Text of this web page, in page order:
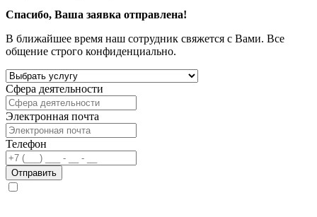
Спасибо, Ваша заявка отправлена!
В ближайшее время наш сотрудник свяжется с Вами. Все
общение строго конфиденциально.
Сфера деятельности
Электронная почта
Телефон
Отправить